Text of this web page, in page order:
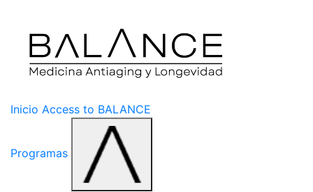
Inicio Access to BALANCE
Programas